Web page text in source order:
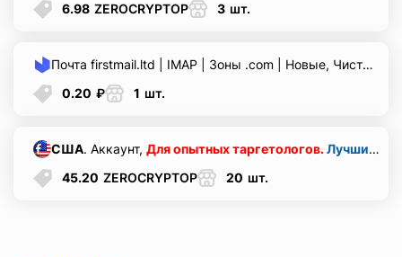
6.98 ZEROCRYPTOP 3 шт.
Почта firstmail.ltd | IMAP | Зоны .com | Новые, Чистые, Вечные | Для различных сервисов и соц.сетей ♞ Реальные логины ♞.
0.20 ₽ 1 шт.
США. Аккаунт, Для опытных таргетологов.Лучший аккаунт под работу в долгую
45.20 ZEROCRYPTOP 20 шт.